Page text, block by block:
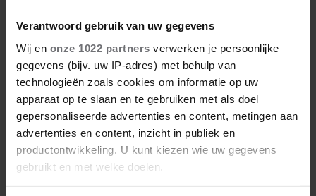
Verantwoord gebruik van uw gegevens
Wij en onze 1022 partners verwerken je persoonlijke
gegevens (bijv. uw IP-adres) met behulp van
technologieën zoals cookies om informatie op uw
apparaat op te slaan en te gebruiken met als doel
gepersonaliseerde advertenties en content, metingen aan
advertenties en content, inzicht in publiek en
productontwikkeling. U kunt kiezen wie uw gegevens
gebruikt en met welke doelen.
7 kleine dingen die je leven
beter maken (en weinig tijd
kosten)